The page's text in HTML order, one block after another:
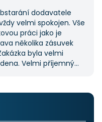
dodavatele
velmi spokojen. Vše
práci jako je
několika zásuvek
byla velmi
Velmi příjemný